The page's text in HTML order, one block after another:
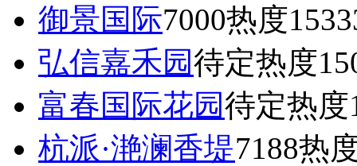
御景国际7000热度
弘信嘉禾园待定热度
富春国际花园待定热度
杭派·滟澜香堤7188热